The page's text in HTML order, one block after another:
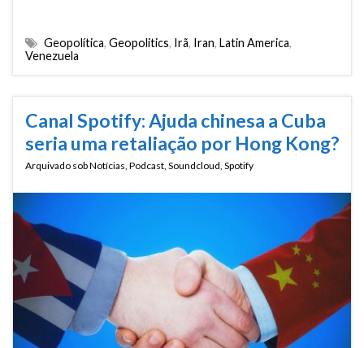
Geopolítica, Geopolitics, Irã, Iran, Latin America,
Venezuela
Canal Spotify: Ajuda chinesa a Cuba
seria uma retaliação por Hong Kong?
Arquivado sobNotícias, Podcast, Soundcloud, Spotify